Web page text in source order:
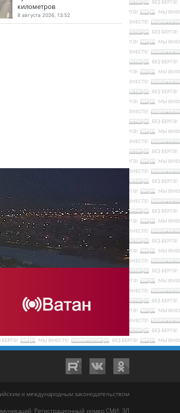
километров
8 августа 2026, 13:52
и международным законодательством
Регистрационный номер СМИ: ЭЛ